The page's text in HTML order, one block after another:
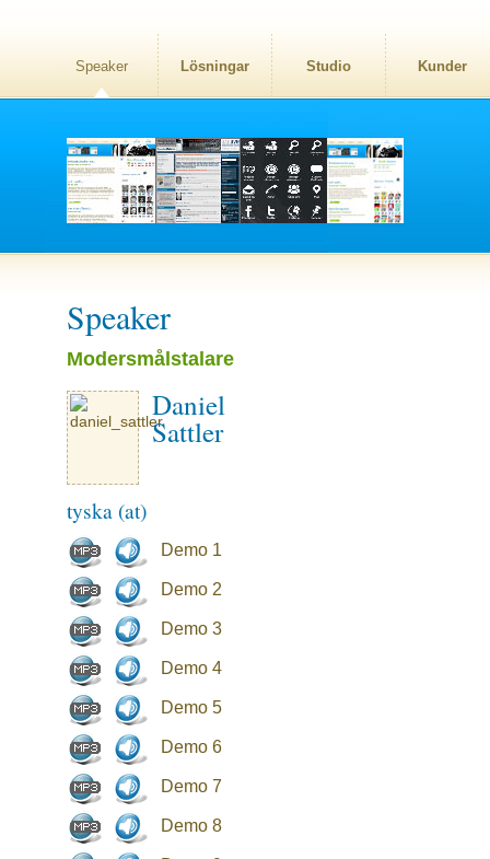
Speaker Lösningar Studio Kunder
Speaker
Modersmålstalare
Daniel
Sattler
tyska (at)
Demo 1
Demo 2
Demo 3
Demo 4
Demo 5
Demo 6
Demo 7
Demo 8